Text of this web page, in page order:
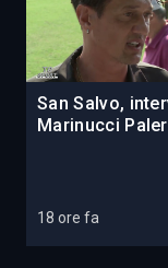
San Salvo,
Marinucci
18 ore fa